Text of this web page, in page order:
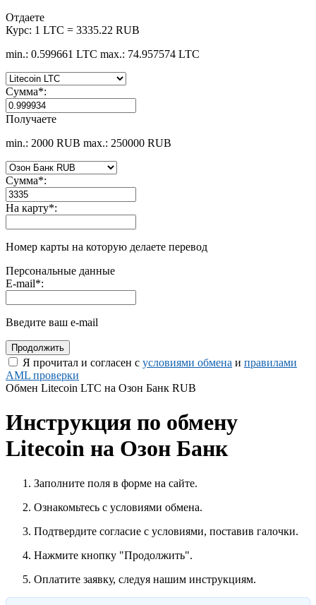
Отдаете
Курс: 1 LTC = 3335.22 RUB
min.: 0.599661 LTC max.: 74.957574 LTC
Сумма*:
Получаете
min.: 2000 RUB max.: 250000 RUB
Сумма*:
На карту*:
Номер карты на которую делаете перевод
Персональные данные
E-mail*:
Введите ваш e-mail
Я прочитал и согласен с условиями обмена и правилами
AML проверки
Обмен Litecoin LTC на Озон Банк RUB
Инструкция по обмену
Litecoin на Озон Банк
Заполните поля в форме на сайте.
Ознакомьтесь с условиями обмена.
Подтвердите согласие с условиями, поставив галочки.
Нажмите кнопку "Продолжить".
Оплатите заявку, следуя нашим инструкциям.